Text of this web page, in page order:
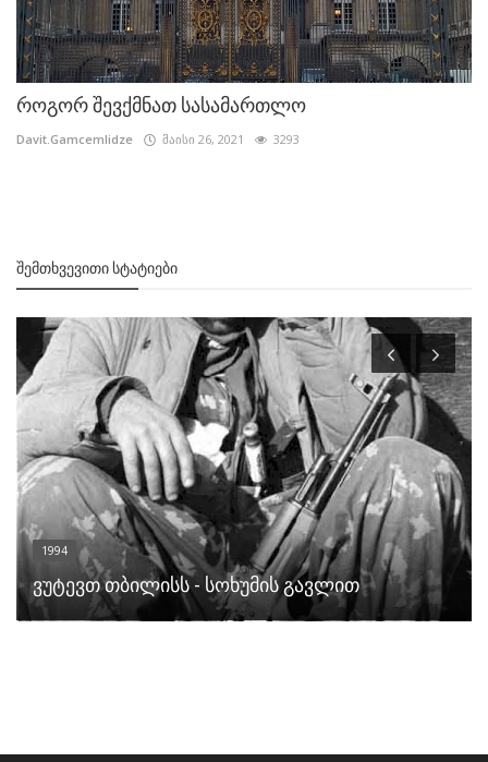
როგორ შევქმნათ სასამართლო
Davit.Gamcemlidze მაისი 26, 2021 3293
ᲨᲔᲛᲗᲮᲕᲔᲕᲘᲗᲘ ᲡᲢᲐᲢᲘᲔᲑᲘ
1994
ვუტევთ თბილისს - სოხუმის გავლით